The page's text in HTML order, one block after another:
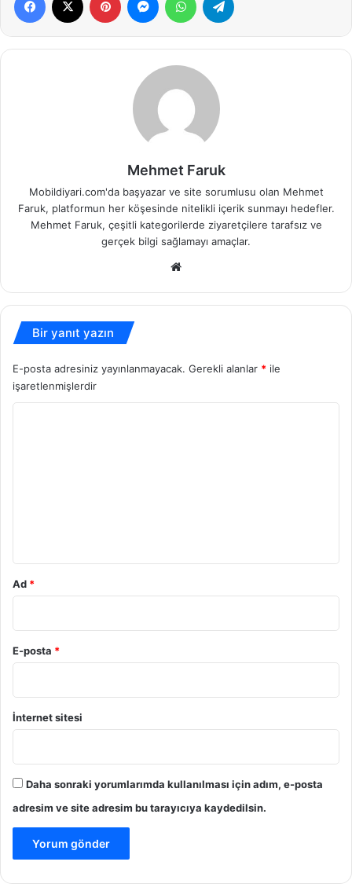
Mehmet Faruk
Mobildiyari.com'da başyazar ve site sorumlusu olan Mehmet
Faruk, platformun her köşesinde nitelikli içerik sunmayı hedefler.
Mehmet Faruk, çeşitli kategorilerde ziyaretçilere tarafsız ve
gerçek bilgi sağlamayı amaçlar.
Bir yanıt yazın
E-posta adresiniz yayınlanmayacak. Gerekli alanlar * ile
işaretlenmişlerdir
Ad *
E-posta *
İnternet sitesi
Daha sonraki yorumlarımda kullanılması için adım, e-posta
adresim ve site adresim bu tarayıcıya kaydedilsin.